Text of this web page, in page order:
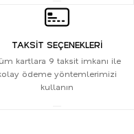
TAKSİT SEÇENEKLERİ
kartlara 9 taksit imkanı ile
ödeme yöntemlerimizi
kullanın